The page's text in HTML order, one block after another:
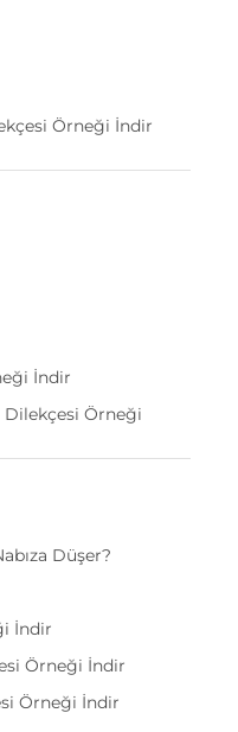
Örneği İndir
İndir
Örneği
Düşer?
İndir
Örneği İndir
Örneği İndir